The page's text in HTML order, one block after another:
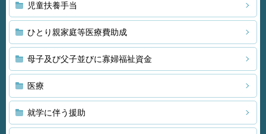
児童扶養手当
ひとり親家庭等医療費助成
母子及び父子並びに寡婦福祉資金
医療
就学に伴う援助